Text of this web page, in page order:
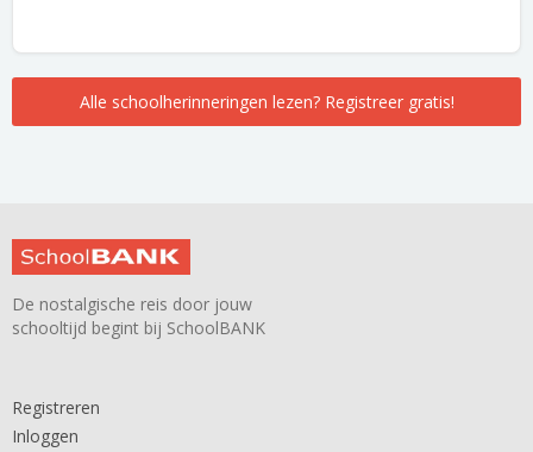
Alle schoolherinneringen lezen? Registreer gratis!
De nostalgische reis door jouw
schooltijd begint bij SchoolBANK
Registreren
Inloggen